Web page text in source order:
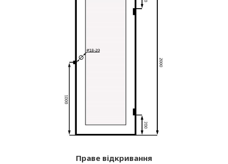
Праве відкривання